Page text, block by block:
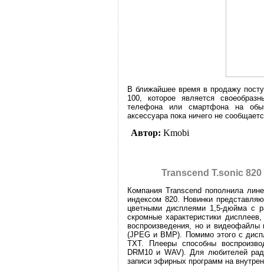
В ближайшее время в продажу
100, которое является
телефона или смартфона на
аксессуара пока ничего не
Автор: Kmobi
Transcend T.sonic
Компания Transcend пополнила
индексом 820. Новинки
цветными дисплеями 1,5-дюйма с
скромные характеристики
воспроизведения, но и
(JPEG и BMP). Помимо этого с
TXT. Плееры способны
DRM10 и WAV). Для любителей
записи эфирных программ на